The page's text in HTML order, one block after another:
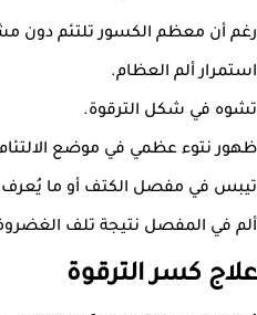
رغم أن معظم الكسور تلتئم دون
استمرار ألم العظام.
تشوه في شكل الترقوة.
ظهور نتوء عظمي في موضع
تيبس في مفصل الكتف أو ما يُعرف
ألم في المفصل نتيجة تلف
علاج كسر الترقوة